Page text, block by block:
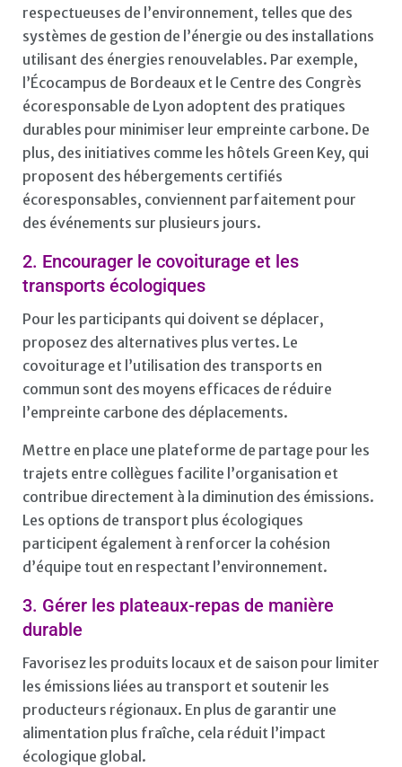
respectueuses de l’environnement, telles que des
systèmes de gestion de l’énergie ou des installations
utilisant des énergies renouvelables. Par exemple,
l’Écocampus de Bordeaux et le Centre des Congrès
écoresponsable de Lyon adoptent des pratiques
durables pour minimiser leur empreinte carbone. De
plus, des initiatives comme les hôtels Green Key, qui
proposent des hébergements certifiés
écoresponsables, conviennent parfaitement pour
des événements sur plusieurs jours.
2. Encourager le covoiturage et les
transports écologiques
Pour les participants qui doivent se déplacer,
proposez des alternatives plus vertes. Le
covoiturage et l’utilisation des transports en
commun sont des moyens efficaces de réduire
l’empreinte carbone des déplacements.
Mettre en place une plateforme de partage pour les
trajets entre collègues facilite l’organisation et
contribue directement à la diminution des émissions.
Les options de transport plus écologiques
participent également à renforcer la cohésion
d’équipe tout en respectant l’environnement.
3. Gérer les plateaux-repas de manière
durable
Favorisez les produits locaux et de saison pour limiter
les émissions liées au transport et soutenir les
producteurs régionaux. En plus de garantir une
alimentation plus fraîche, cela réduit l’impact
écologique global.